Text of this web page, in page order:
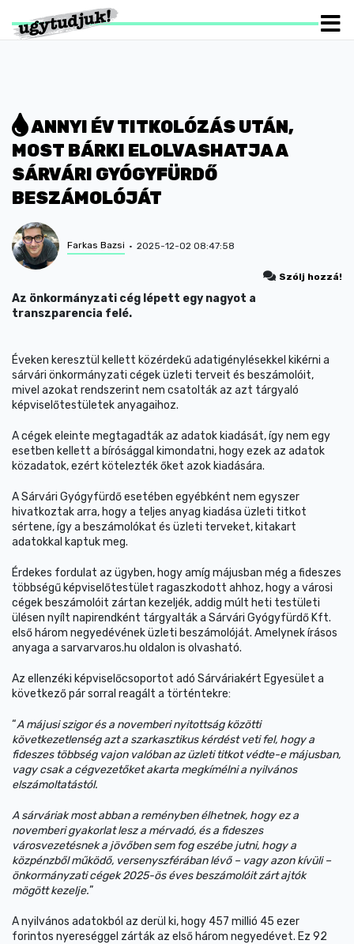
ANNYI ÉV TITKOLÓZÁS UTÁN,
MOST BÁRKI ELOLVASHATJA A
SÁRVÁRI GYÓGYFÜRDŐ
BESZÁMOLÓJÁT
Farkas Bazsi 2025-12-02 08:47:58
Szólj hozzá!
Az önkormányzati cég lépett egy nagyot a
transzparencia felé.
Éveken keresztül kellett közérdekű adatigénylésekkel kikérni a
sárvári önkormányzati cégek üzleti terveit és beszámolóit,
mivel azokat rendszerint nem csatolták az azt tárgyaló
képviselőtestületek anyagaihoz.
A cégek eleinte megtagadták az adatok kiadását, így nem egy
esetben kellett a bírósággal kimondatni, hogy ezek az adatok
közadatok, ezért kötelezték őket azok kiadására.
A Sárvári Gyógyfürdő esetében egyébként nem egyszer
hivatkoztak arra, hogy a teljes anyag kiadása üzleti titkot
sértene, így a beszámolókat és üzleti terveket, kitakart
adatokkal kaptuk meg.
Érdekes fordulat az ügyben, hogy amíg májusban még a fideszes
többségű képviselőtestület ragaszkodott ahhoz, hogy a városi
cégek beszámolóit zártan kezeljék, addig múlt heti testületi
ülésen nyílt napirendként tárgyalták a Sárvári Gyógyfürdő Kft.
első három negyedévének üzleti beszámolóját. Amelynek írásos
anyaga a sarvarvaros.hu oldalon is olvasható.
Az ellenzéki képviselőcsoportot adó Sárváriakért Egyesület a
következő pár sorral reagált a történtekre:
“A májusi szigor és a novemberi nyitottság közötti
következetlenség azt a szarkasztikus kérdést veti fel, hogy a
fideszes többség vajon valóban az üzleti titkot védte-e májusban,
vagy csak a cégvezetőket akarta megkímélni a nyilvános
elszámoltatástól.
A sárváriak most abban a reményben élhetnek, hogy ez a
novemberi gyakorlat lesz a mérvadó, és a fideszes
városvezetésnek a jövőben sem fog eszébe jutni, hogy a
közpénzből működő, versenyszférában lévő – vagy azon kívüli –
önkormányzati cégek 2025-ös éves beszámolóit zárt ajtók
mögött kezelje.”
A nyilvános adatokból az derül ki, hogy 457 millió 45 ezer
forintos nyereséggel zárták az első három negyedévet. Ez 92